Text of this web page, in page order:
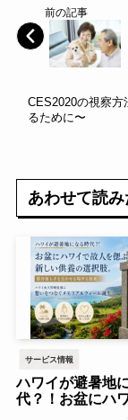
前の記事
CES2020の視察方
るために〜
あわせて読
サービス情報
ハワイが避暑地
代？！お盆にハ
を偲ぶ、新しい